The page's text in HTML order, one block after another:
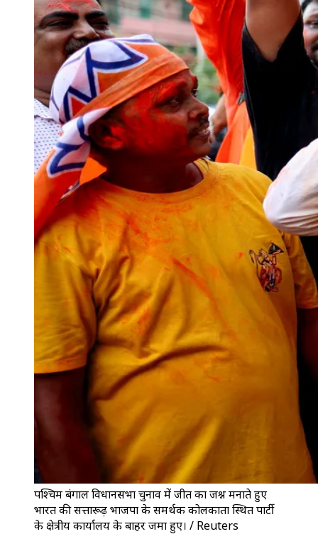
पश्चिम बंगाल विधानसभा चुनाव में जीत का जश्न मनाते हुए
भारत की सत्तारूढ़ भाजपा के समर्थक कोलकाता स्थित पार्टी
के क्षेत्रीय कार्यालय के बाहर जमा हुए। / Reuters